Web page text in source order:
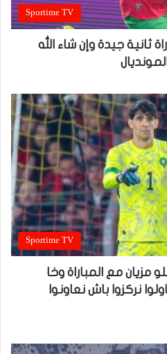
Sportime TV
ثانية جيدة وإن شاء الله
Sportime TV
مزيان مع المباراة وخا
نركزوا باش نعاونوا